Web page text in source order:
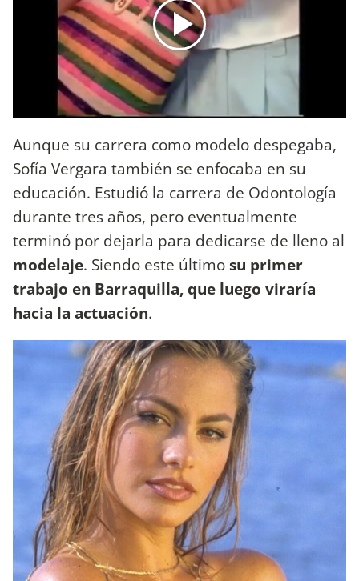
Aunque su carrera como modelo despegaba,
Sofía Vergara también se enfocaba en su
educación. Estudió la carrera de Odontología
durante tres años, pero eventualmente
terminó por dejarla para dedicarse de lleno al
modelaje. Siendo este últimosu primer
trabajo en Barraquilla, que luego viraría
hacia la actuación.